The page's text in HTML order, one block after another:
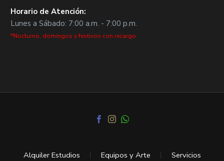
Horario de Atención:
Lunes a Sábado: 7:00 a.m. - 7:00 p.m.
*Nocturno, domingos y festivos con recargo.
Alquiler Estudios Equipos y Arte
Servicios